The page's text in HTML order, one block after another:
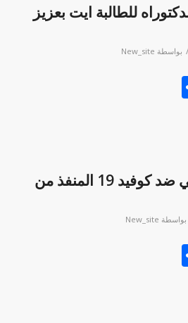
للطالبة ايت بعزيز
بواسطة New_site
نشر
البروتوكول الصحي ضد كوفيد 19 المنفذ من
بواسطة New_site
نشر